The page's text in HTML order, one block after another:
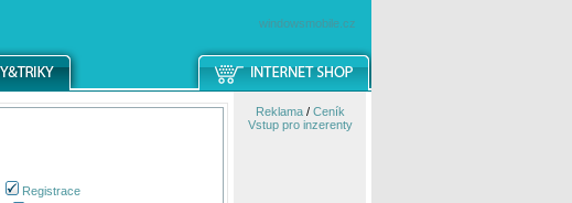
windowsmobile.cz
Registrace
Reklama/ Ceník
Vstup pro inzerenty